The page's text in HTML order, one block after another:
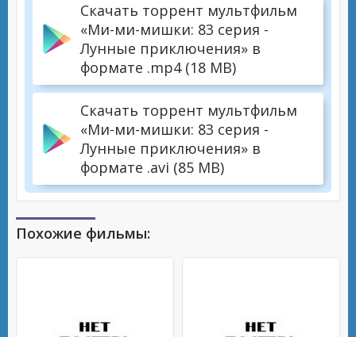
Скачать торрент мультфильм
«Ми-ми-мишки: 83 серия -
Лунные приключения» в
формате .mp4 (18 MB)
Скачать торрент мультфильм
«Ми-ми-мишки: 83 серия -
Лунные приключения» в
формате .avi (85 MB)
Похожие фильмы: